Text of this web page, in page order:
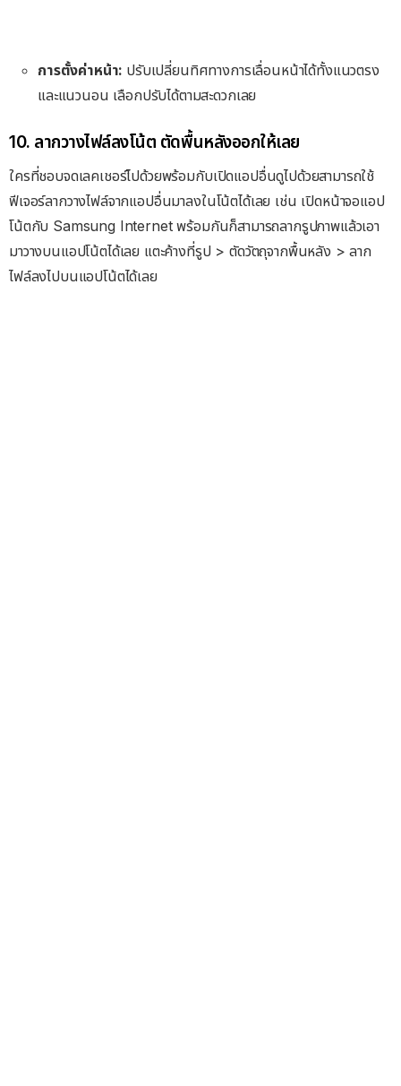
การตั้งค่าหน้า: ปรับเปลี่ยนทิศทางการเลื่อนหน้าได้ทั้งแนวตรง
และแนวนอน เลือกปรับได้ตามสะดวกเลย
10. ลากวางไฟล์ลงโน้ต ตัดพื้นหลังออกให้เลย
ใครที่ชอบจดเลคเชอร์ไปด้วยพร้อมกับเปิดแอปอื่นดูไปด้วยสามารถใช้
ฟีเจอร์ลากวางไฟล์จากแอปอื่นมาลงในโน้ตได้เลย เช่น เปิดหน้าจอแอป
โน้ตกับ Samsung Internet พร้อมกันก็สามารถลากรูปภาพแล้วเอา
มาวางบนแอปโน้ตได้เลย แตะค้างที่รูป > ตัดวัตถุจากพื้นหลัง > ลาก
ไฟล์ลงไปบนแอปโน้ตได้เลย